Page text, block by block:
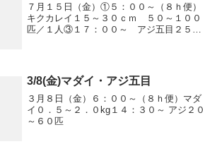
７月１５日（金）①５：００～（８ｈ便）
キクカレイ１５～３０ｃｍ ５０～１００
匹／１人③１７：００～ アジ五目２５～
3/8(金)マダイ・アジ五目
３月８日（金）６：００～（８ｈ便）マダ
イ０．５～２．０kg１４：３０～ アジ２０
～６０匹